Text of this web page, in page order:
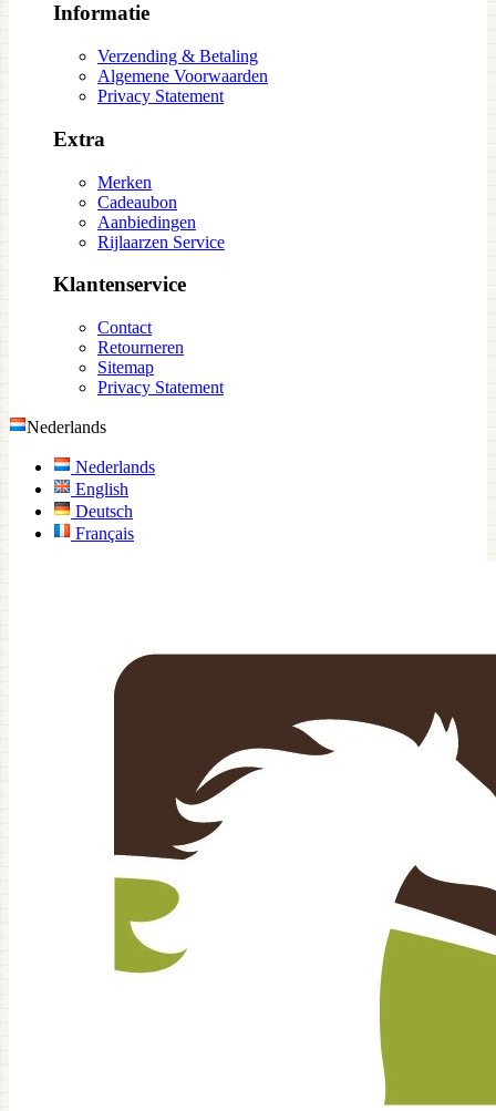
Informatie
Verzending & Betaling
Algemene Voorwaarden
Privacy Statement
Extra
Merken
Cadeaubon
Aanbiedingen
Rijlaarzen Service
Klantenservice
Contact
Retourneren
Sitemap
Privacy Statement
Nederlands
Nederlands
English
Deutsch
Français